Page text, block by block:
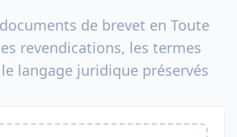
de brevet en Toute
revendications, les termes
langage juridique préservés